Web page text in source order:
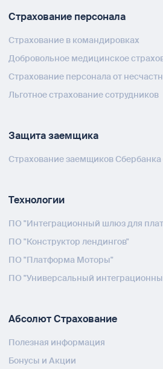
Страхование персонала
Страхование в командировках
Добровольное медицинское
Страхование персонала от
Льготное страхование сотрудников
Защита заемщика
Страхование заемщиков
Технологии
ПО "Интеграционный шлюз для
ПО "Конструктор лендингов"
ПО "Платформа Моторы"
ПО "Универсальный
Абсолют Страхование
Полезная информация
Бонусы и Акции